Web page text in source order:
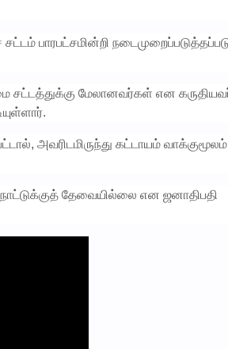
பாரபட்சமின்றி
மேலானவர்கள் என
அவரிடமிருந்து கட்டாயம் வாக்குமூலம்
தேவையில்லை என ஜனாதிபதி